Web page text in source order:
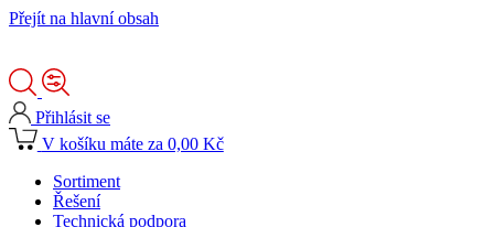
Přejít na hlavní obsah
Přihlásit se
V košíku máte za 0,00 Kč
Sortiment
Řešení
Technická podpora